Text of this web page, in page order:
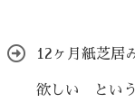
12ヶ月紙芝居
欲しい とい